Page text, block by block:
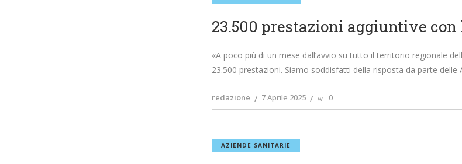
23.500 prestazioni aggiuntive
«A poco più di un mese dall’avvio su tutto il territorio regionale
23.500 prestazioni. Siamo soddisfatti della risposta da parte
redazione 7 Aprile 2025 0
AZIENDE SANITARIE